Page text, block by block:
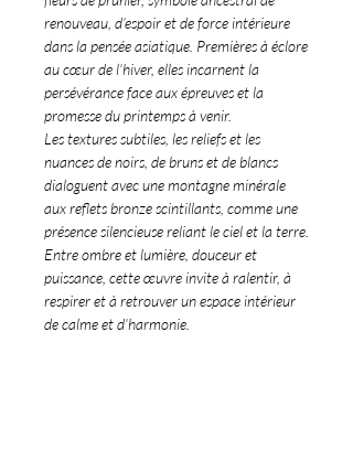
renouveau, d’espoir et de force intérieure
dans la pensée asiatique. Premières à éclore
au cœur de l’hiver, elles incarnent la
persévérance face aux épreuves et la
promesse du printemps à venir.
Les textures subtiles, les reliefs et les
nuances de noirs, de bruns et de blancs
dialoguent avec une montagne minérale
aux reflets bronze scintillants, comme une
présence silencieuse reliant le ciel et la terre.
Entre ombre et lumière, douceur et
puissance, cette œuvre invite à ralentir, à
respirer et à retrouver un espace intérieur
de calme et d’harmonie.